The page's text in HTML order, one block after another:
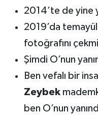
2014’te de yine
2019’da
fotoğrafını
Şimdi O’nun
Ben vefalı bir
Zeybek
ben O’nun